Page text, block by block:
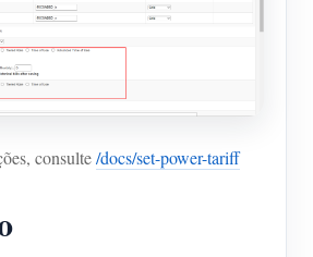
consulte/docs/set-power-tariff